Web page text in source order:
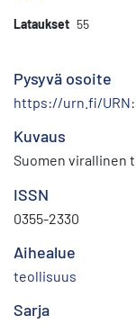
Lataukset 55
Pysyvä osoite
https://urn.fi/
Kuvaus
Suomen virallinen
ISSN
0355-2330
Aihealue
teollisuus
Sarja